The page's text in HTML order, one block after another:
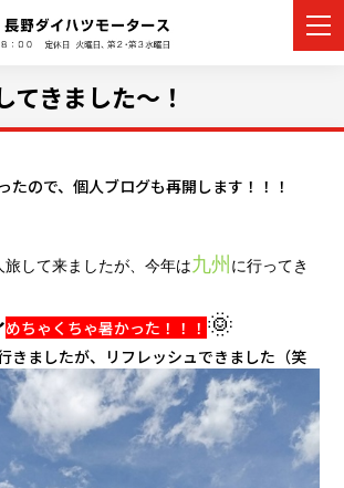
カーラインナップ
店舗情報
イベント・キャンペーン
ご購入者サポート
アフターサポート
てきました～！
たので、個人ブログも再開します！！！
旅して来ましたが、今年は九州に行ってき
めちゃくちゃ暑かった！！！ 🌞
きましたが、リフレッシュできました（笑